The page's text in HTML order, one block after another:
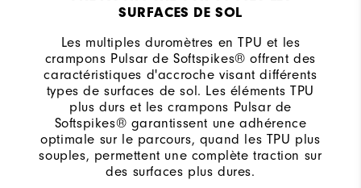
SURFACES DE SOL
Les multiples duromètres en TPU et les
crampons Pulsar de Softspikes® offrent des
caractéristiques d'accroche visant différents
types de surfaces de sol. Les éléments TPU
plus durs et les crampons Pulsar de
Softspikes® garantissent une adhérence
optimale sur le parcours, quand les TPU plus
souples, permettent une complète traction sur
des surfaces plus dures.